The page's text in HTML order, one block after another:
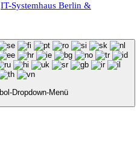
IT-Systemhaus Berlin &